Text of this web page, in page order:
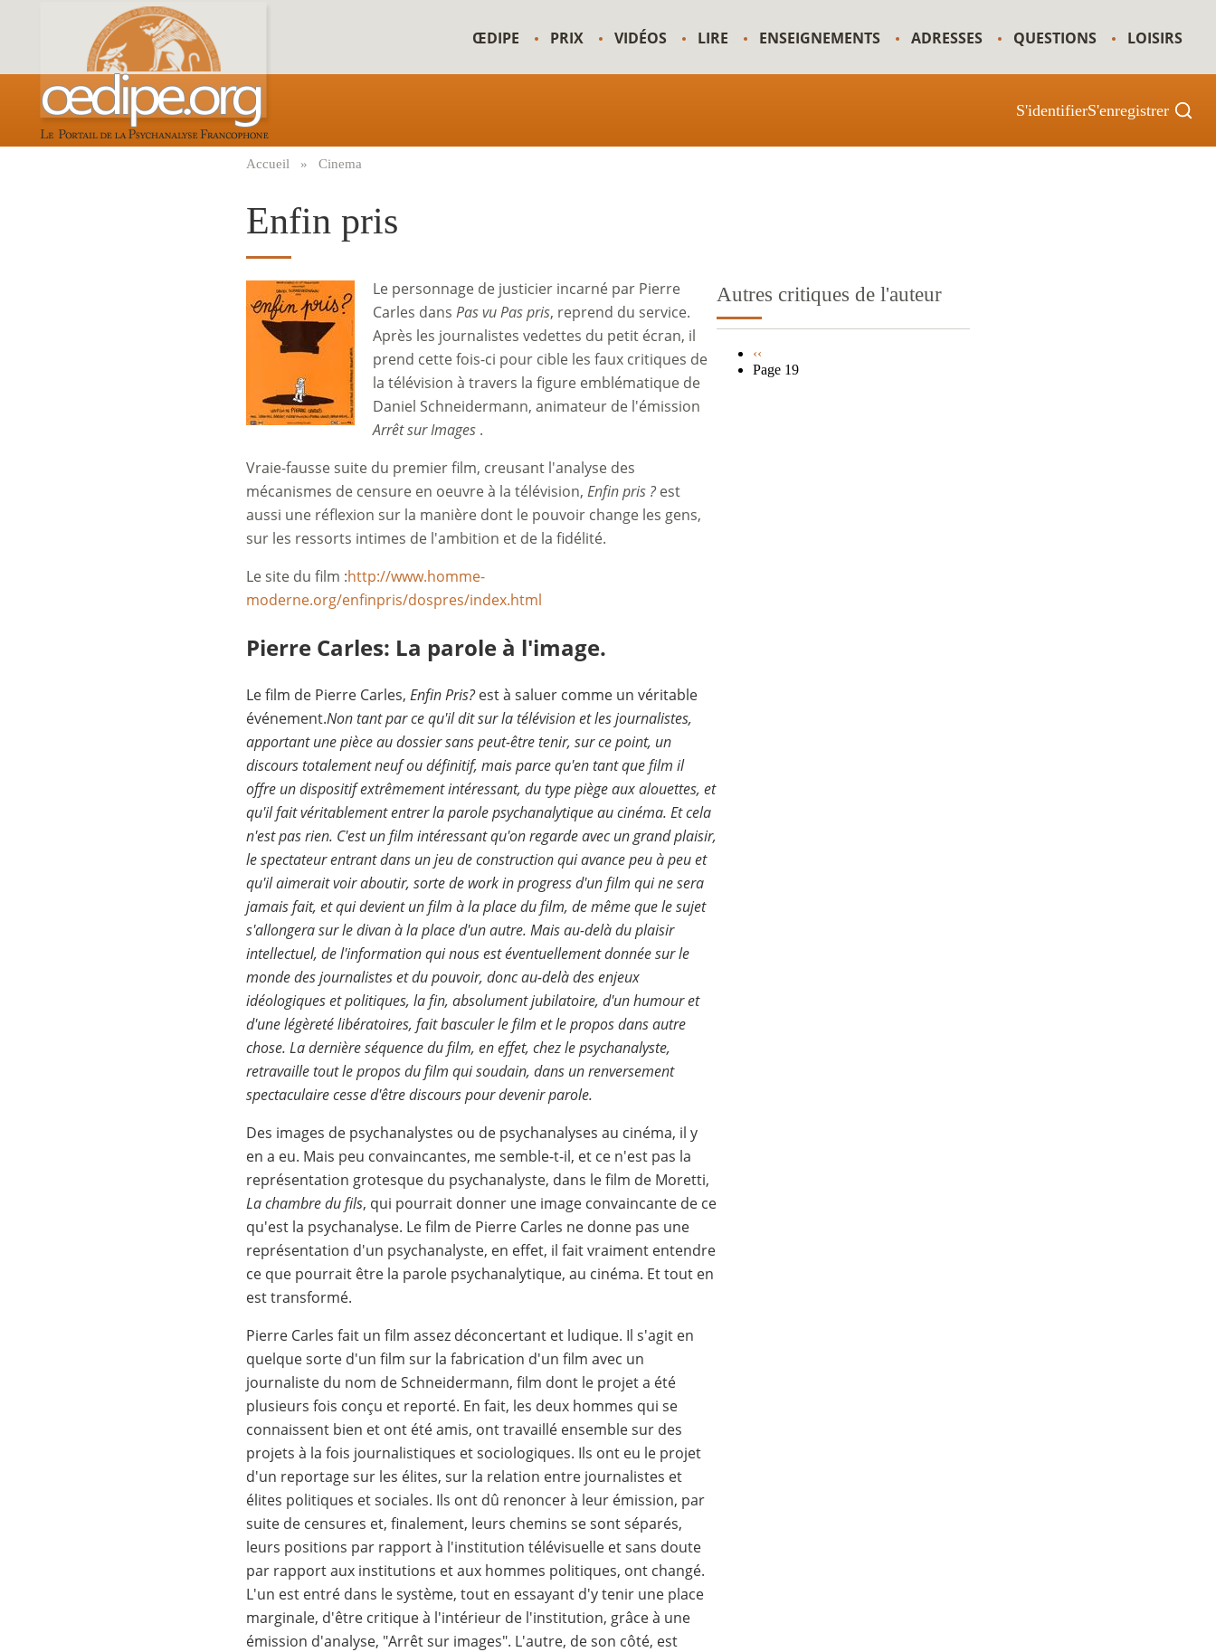
ŒDIPE PRIX VIDÉOS LIRE ENSEIGNEMENTS ADRESSES QUESTIONS LOISIRS
S'identifierS'enregistrer
d'Ariane
Accueil Cinema
Enfin pris
Image
Le personnage de justicier incarné par Pierre
Carles dans Pas vu Pas pris, reprend du service.
Après les journalistes vedettes du petit écran, il
prend cette fois-ci pour cible les faux critiques de
la télévision à travers la figure emblématique de
Daniel Schneidermann, animateur de l'émission
Arrêt sur Images .
Vraie-fausse suite du premier film, creusant l'analyse des
mécanismes de censure en oeuvre à la télévision, Enfin pris ?est
aussi une réflexion sur la manière dont le pouvoir change les gens,
sur les ressorts intimes de l'ambition et de la fidélité.
Le site du film :http://www.homme-
moderne.org/enfinpris/dospres/index.html
Pierre Carles: La parole à l'image.
Le film de Pierre Carles, Enfin Pris?est à saluer comme un véritable
événement.Non tant par ce qu'il dit sur la télévision et les journalistes,
apportant une pièce au dossier sans peut-être tenir, sur ce point, un
discours totalement neuf ou définitif, mais parce qu'en tant que film il
offre un dispositif extrêmement intéressant, du type piège aux alouettes, et
qu'il fait véritablement entrer la parole psychanalytique au cinéma. Et cela
n'est pas rien. C'est un film intéressant qu'on regarde avec un grand plaisir,
le spectateur entrant dans un jeu de construction qui avance peu à peu et
qu'il aimerait voir aboutir, sorte de work in progressd'un film qui ne sera
jamais fait, et qui devient un film à la place du film, de même que le sujet
s'allongera sur le divan à la place d'un autre. Mais au-delà du plaisir
intellectuel, de l'information qui nous est éventuellement donnée sur le
monde des journalistes et du pouvoir, donc au-delà des enjeux
idéologiques et politiques, la fin, absolument jubilatoire, d'un humour et
d'une légèreté libératoires, fait basculer le film et le propos dans autre
chose. La dernière séquence du film, en effet, chez le psychanalyste,
retravaille tout le propos du film qui soudain, dans un renversement
spectaculaire cesse d'être discours pour devenir parole.
Des images de psychanalystes ou de psychanalyses au cinéma, il y
en a eu. Mais peu convaincantes, me semble-t-il, et ce n'est pas la
représentation grotesque du psychanalyste, dans le film de Moretti,
La chambre du fils, qui pourrait donner une image convaincante de ce
qu'est la psychanalyse. Le film de Pierre Carles ne donne pas une
représentation d'un psychanalyste, en effet, il fait vraiment entendre
ce que pourrait être la parole psychanalytique, au cinéma. Et tout en
est transformé.
Pierre Carles fait un film assez déconcertant et ludique. Il s'agit en
quelque sorte d'un film sur la fabrication d'un film avec un
journaliste du nom de Schneidermann, film dont le projet a été
plusieurs fois conçu et reporté. En fait, les deux hommes qui se
connaissent bien et ont été amis, ont travaillé ensemble sur des
projets à la fois journalistiques et sociologiques. Ils ont eu le projet
d'un reportage sur les élites, sur la relation entre journalistes et
élites politiques et sociales. Ils ont dû renoncer à leur émission, par
suite de censures et, finalement, leurs chemins se sont séparés,
leurs positions par rapport à l'institution télévisuelle et sans doute
par rapport aux institutions et aux hommes politiques, ont changé.
L'un est entré dans le système, tout en essayant d'y tenir une place
marginale, d'être critique à l'intérieur de l'institution, grâce à une
émission d'analyse, "Arrêt sur images". L'autre, de son côté, est
Autres critiques de l'auteur
Pagination
Page
précédente
‹‹
Page 19